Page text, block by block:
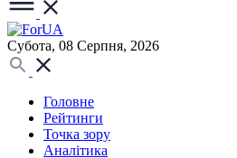
Субота, 08 Серпня, 2026
Головне
Рейтинги
Точка зору
Аналітика